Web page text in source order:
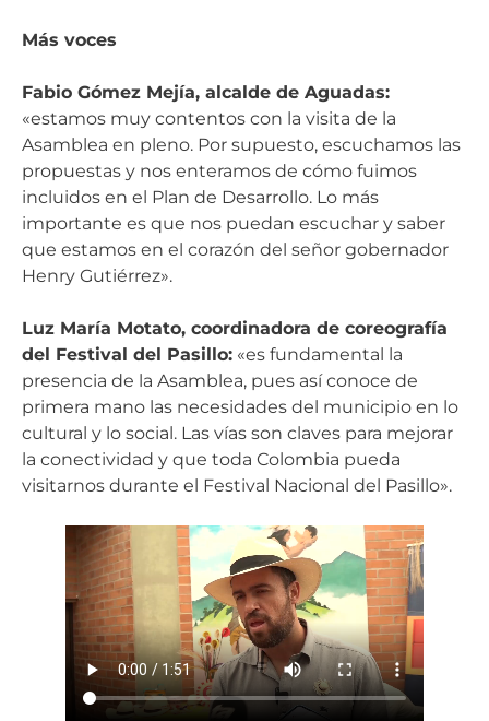
Más voces
Fabio Gómez Mejía, alcalde de Aguadas:
«estamos muy contentos con la visita de la
Asamblea en pleno. Por supuesto, escuchamos las
propuestas y nos enteramos de cómo fuimos
incluidos en el Plan de Desarrollo. Lo más
importante es que nos puedan escuchar y saber
que estamos en el corazón del señor gobernador
Henry Gutiérrez».
Luz María Motato, coordinadora de coreografía
del Festival del Pasillo: «es fundamental la
presencia de la Asamblea, pues así conoce de
primera mano las necesidades del municipio en lo
cultural y lo social. Las vías son claves para mejorar
la conectividad y que toda Colombia pueda
visitarnos durante el Festival Nacional del Pasillo».